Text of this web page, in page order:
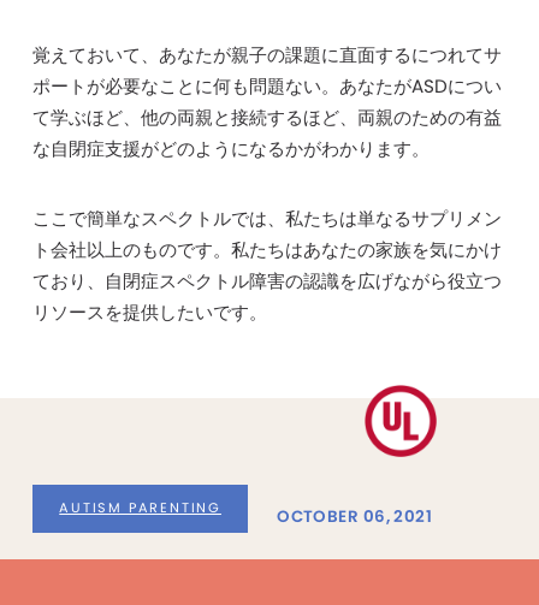
AUTISM PARENTING OCTOBER 06, 2021
覚えておいて、あなたが親子の課題に直面するにつれてサ
ポートが必要なことに何も問題ない。あなたがASDについ
て学ぶほど、他の両親と接続するほど、両親のための有益
な自閉症支援がどのようになるかがわかります。
ここで簡単なスペクトルでは、私たちは単なるサプリメン
ト会社以上のものです。私たちはあなたの家族を気にかけ
ており、自閉症スペクトル障害の認識を広げながら役立つ
リソースを提供したいです。